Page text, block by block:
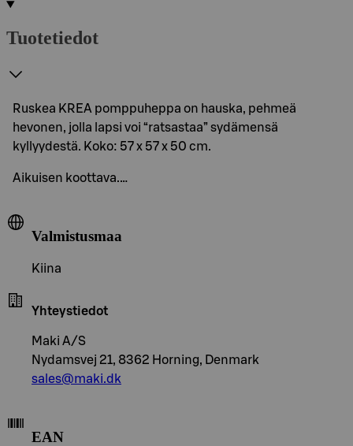
Tuotetiedot
Ruskea KREA pomppuheppa on hauska, pehmeä
hevonen, jolla lapsi voi “ratsastaa” sydämensä
kyllyydestä. Koko: 57 x 57 x 50 cm.
Aikuisen koottava.…
Valmistusmaa
Kiina
Yhteystiedot
Maki A/S
Nydamsvej 21, 8362 Horning, Denmark
sales@maki.dk
EAN